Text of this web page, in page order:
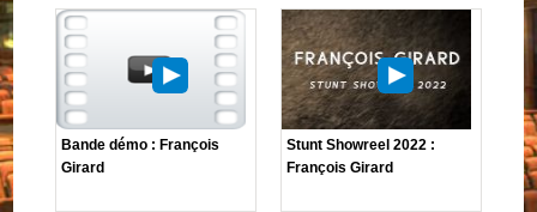
Bande démo : François
Girard
Stunt Showreel 2022 :
François Girard